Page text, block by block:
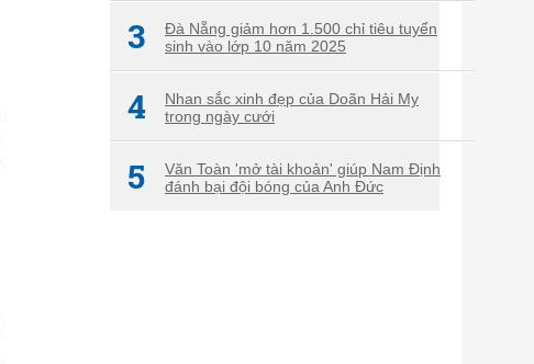
3
Đà Nẵng giảm hơn 1.500 chỉ tiêu tuyển
sinh vào lớp 10 năm 2025
4
Nhan sắc xinh đẹp của Doãn Hải My
trong ngày cưới
5
Văn Toàn 'mở tài khoản' giúp Nam Định
đánh bại đội bóng của Anh Đức